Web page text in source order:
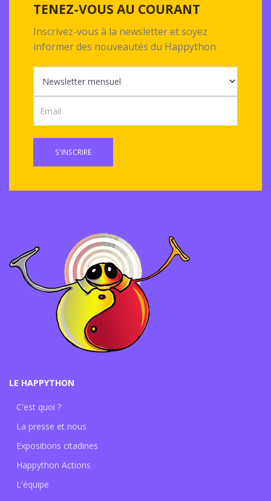
TENEZ-VOUS AU COURANT
Inscrivez-vous à la newsletter et soyez
informer des nouveautés du Happython
S'INSCRIRE
LE HAPPYTHON
C'est quoi ?
La presse et nous
Expositions citadines
Happython Actions
L'équipe